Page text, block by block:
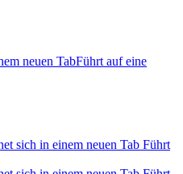
neuen TabFührt auf eine
sich in einem neuen Tab Führt